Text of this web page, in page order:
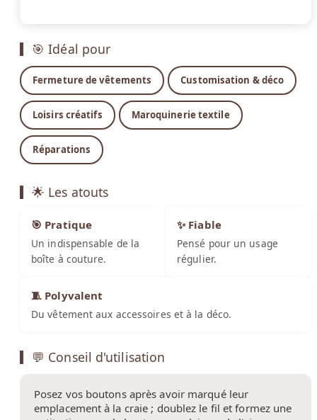
🎯 Idéal pour
Fermeture de vêtements Customisation & déco
Loisirs créatifs Maroquinerie textile
Réparations
🌟 Les atouts
🎯 Pratique
Un indispensable de la
boîte à couture.
✨ Fiable
Pensé pour un usage
régulier.
🧵 Polyvalent
Du vêtement aux accessoires et à la déco.
💬 Conseil d'utilisation
Posez vos boutons après avoir marqué leur
emplacement à la craie ; doublez le fil et formez une